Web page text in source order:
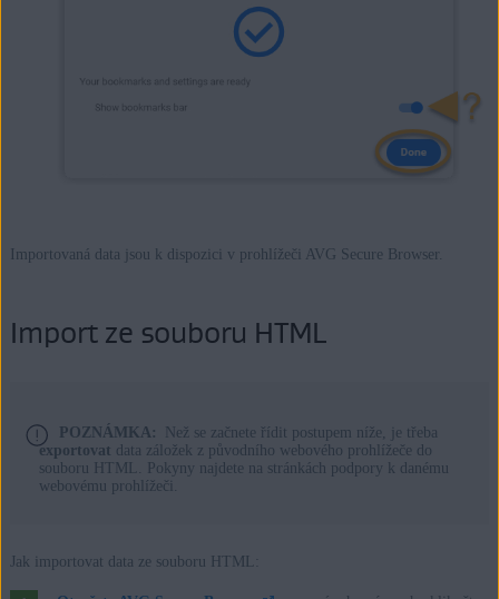
Importovaná data jsou k dispozici v prohlížeči AVG Secure Browser.
Import ze souboru HTML
POZNÁMKA:
Než se začnete řídit postupem níže, je třeba
exportovat data záložek z původního webového prohlížeče do
souboru HTML. Pokyny najdete na stránkách podpory k danému
webovému prohlížeči.
Jak importovat data ze souboru HTML: